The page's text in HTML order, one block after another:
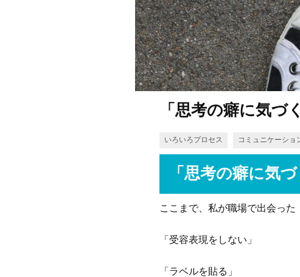
「思考の癖に気づ
いろいろプロセス コミュニケーショ
「思考の癖に気
ここまで、私が職場で出会った
「受容表現をしない」
「ラベルを貼る」